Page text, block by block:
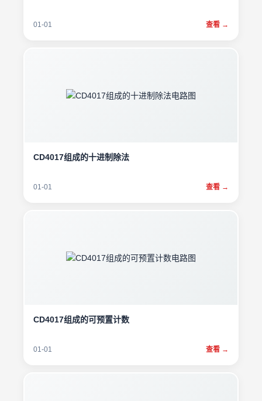
01-01 查看 →
CD4017组成的十进制除法
01-01 查看 →
CD4017组成的可预置计数
01-01 查看 →